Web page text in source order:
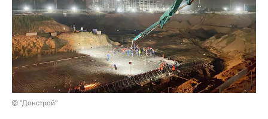
© "Донстрой"